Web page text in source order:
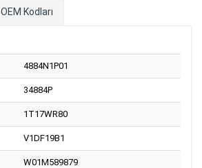
OEM Kodları
4884N1P01
34884P
1T17WR80
V1DF19B1
W01M589879